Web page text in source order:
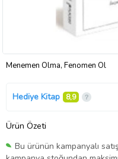
Menemen Olma, Fenomen Ol
Hediye Kitap 8,9
Ürün Özeti
Bu ürünün kampanyalı